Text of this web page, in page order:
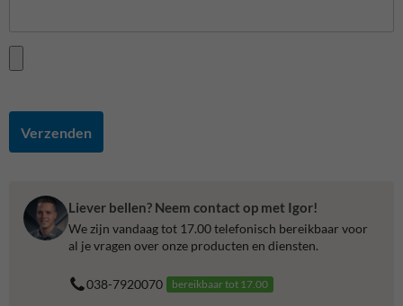
Verzenden
Liever bellen? Neem contact op met Igor!
We zijn vandaag tot 17.00 telefonisch bereikbaar voor
al je vragen over onze producten en diensten.
038-7920070 bereikbaar tot 17.00